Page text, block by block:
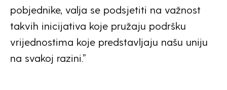
pobjednike, valja se podsjetiti na važnost
takvih inicijativa koje pružaju podršku
vrijednostima koje predstavljaju našu uniju
na svakoj razini.”